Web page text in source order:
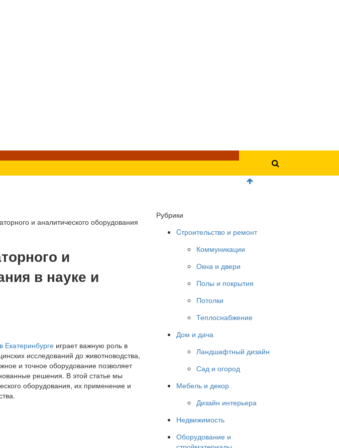
и аналитического оборудования
и
в науке и
Екатеринбурге играет важную роль в
исследований до животноводства,
и точное оборудование позволяет
решения. В этой статье мы
оборудования, их применение и
Рубрики
Cтроительство и ремонт
Коммуникации
Окна и двери
Полы и покрытия
Потолки
Теплоснабжение
Дом и дача
Ландшафтный дизайн
Сад и огород
Мебель и декор
Дизайн интерьера
Недвижимость
Оборудование и